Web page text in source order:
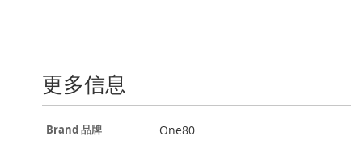
更多信息
更
Brand 品牌 One80